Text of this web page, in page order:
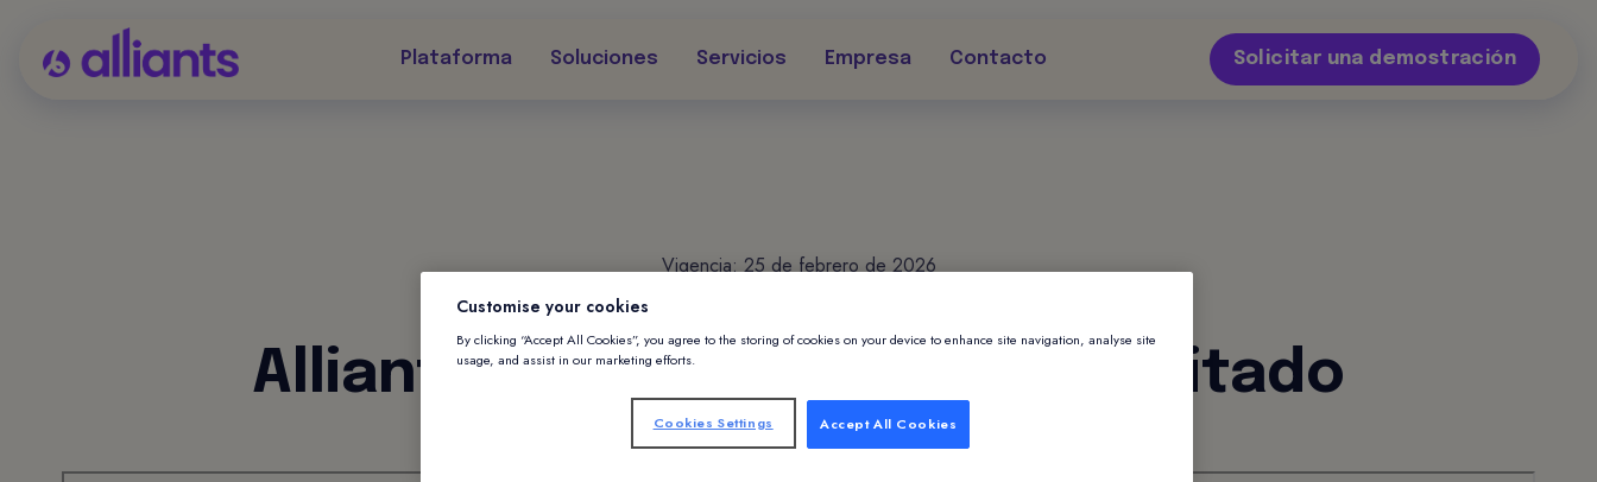
Plataforma Soluciones Servicios Empresa Contacto Solicitar una demostración
Vigencia: 25 de febrero de 2026
Alliants Aviso de privacidad limitado
Customise your cookies
By clicking “Accept All Cookies”, you agree to the storing of cookies on your device to enhance site navigation, analyse site
usage, and assist in our marketing efforts.
Accept All Cookies
Cookies Settings